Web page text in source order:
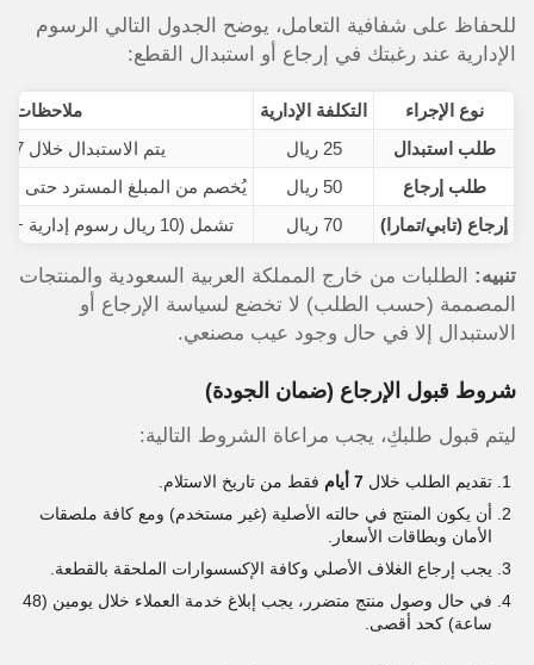
للحفاظ على شفافية التعامل، يوضح الجدول التالي الرسوم
الإدارية عند رغبتك في إرجاع أو استبدال القطع:
نوع الإجراء التكلفة الإدارية
ملاحظات
طلب استبدال
25 ريال
يتم الاستبدال خلال 7 أيام من الاستلام
طلب إرجاع
50 ريال
يُخصم من المبلغ المسترد حتى لو
إرجاع (تابي/تمارا)
70 ريال تشمل (10 ريال رسوم إدارية + 60 ريال شحن واسترجاع)
تنبيه: الطلبات من خارج المملكة العربية السعودية والمنتجات
المصممة (حسب الطلب) لا تخضع لسياسة الإرجاع أو
الاستبدال إلا في حال وجود عيب مصنعي.
شروط قبول الإرجاع (ضمان الجودة)
ليتم قبول طلبكِ، يجب مراعاة الشروط التالية:
تقديم الطلب خلال 7 أيام
فقط من تاريخ الاستلام.
أن يكون المنتج في حالته الأصلية (غير مستخدم) ومع كافة ملصقات
الأمان وبطاقات الأسعار.
يجب إرجاع الغلاف الأصلي وكافة الإكسسوارات الملحقة بالقطعة.
في حال وصول منتج متضرر، يجب إبلاغ خدمة العملاء خلال
يومين (48
ساعة) كحد أقصى.